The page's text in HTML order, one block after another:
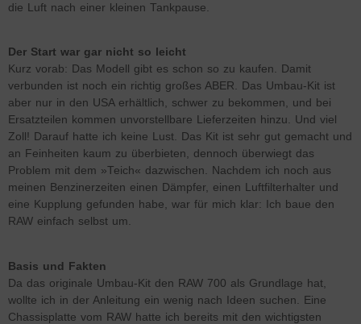
die Luft nach einer kleinen Tankpause.
Der Start war gar nicht so leicht
Kurz vorab: Das Modell gibt es schon so zu kaufen. Damit
verbunden ist noch ein richtig großes ABER. Das Umbau-Kit ist
aber nur in den USA erhältlich, schwer zu bekommen, und bei
Ersatzteilen kommen unvorstellbare Lieferzeiten hinzu. Und viel
Zoll! Darauf hatte ich keine Lust. Das Kit ist sehr gut gemacht und
an Feinheiten kaum zu überbieten, dennoch überwiegt das
Problem mit dem »Teich« dazwischen. Nachdem ich noch aus
meinen Benzinerzeiten einen Dämpfer, einen Luftfilterhalter und
eine Kupplung gefunden habe, war für mich klar: Ich baue den
RAW einfach selbst um.
Basis und Fakten
Da das originale Umbau-Kit den RAW 700 als Grundlage hat,
wollte ich in der Anleitung ein wenig nach Ideen suchen. Eine
Chassisplatte vom RAW hatte ich bereits mit den wichtigsten